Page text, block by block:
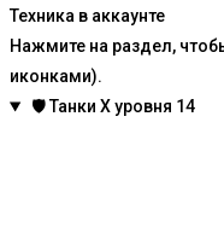
Техника в аккаунте
Нажмите на раздел,
иконками).
🛡️Танки X уровня 14